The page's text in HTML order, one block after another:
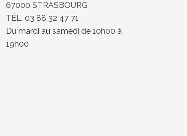
67000 STRASBOURG
TÉL. 03 88 32 47 71
Du mardi au samedi de 10h00 à
19h00